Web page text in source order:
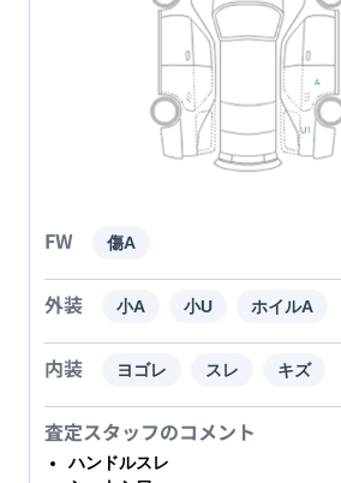
FW 傷A
外装 小A 小U ホイルA
内装 ヨゴレ スレ キズ
査定スタッフのコメント
ハンドルスレ